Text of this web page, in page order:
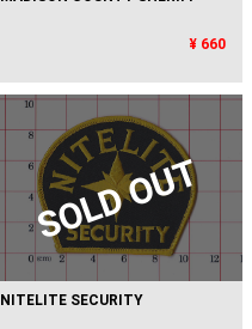
¥ 660
SOLD OUT
NITELITE SECURITY